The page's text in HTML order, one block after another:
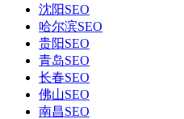
沈阳SEO
哈尔滨SEO
贵阳SEO
青岛SEO
长春SEO
佛山SEO
南昌SEO